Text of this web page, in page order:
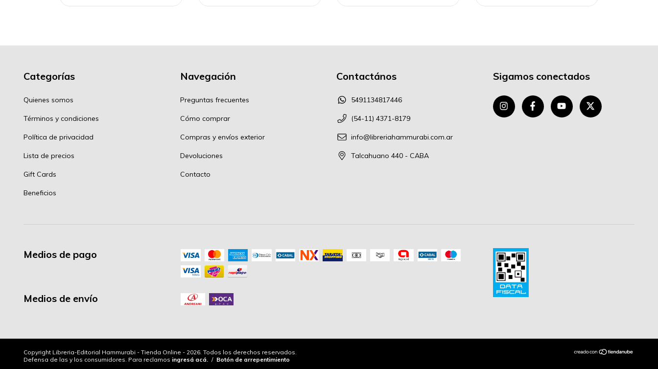
Categorías
Quienes somos
Términos y condiciones
Política de privacidad
Lista de precios
Gift Cards
Beneficios
Navegación
Preguntas frecuentes
Cómo comprar
Compras y envíos exterior
Devoluciones
Contacto
Contactános
5491134817446
(54-11) 4371-8179
info@libreriahammurabi.com.ar
Talcahuano 440 - CABA
Sigamos conectados
Medios de pago
Medios de envío
Copyright Libreria-Editorial Hammurabi - Tienda Online - 2026. Todos los derechos reservados.
Defensa de las y los consumidores. Para reclamos ingresá acá. / Botón de arrepentimiento